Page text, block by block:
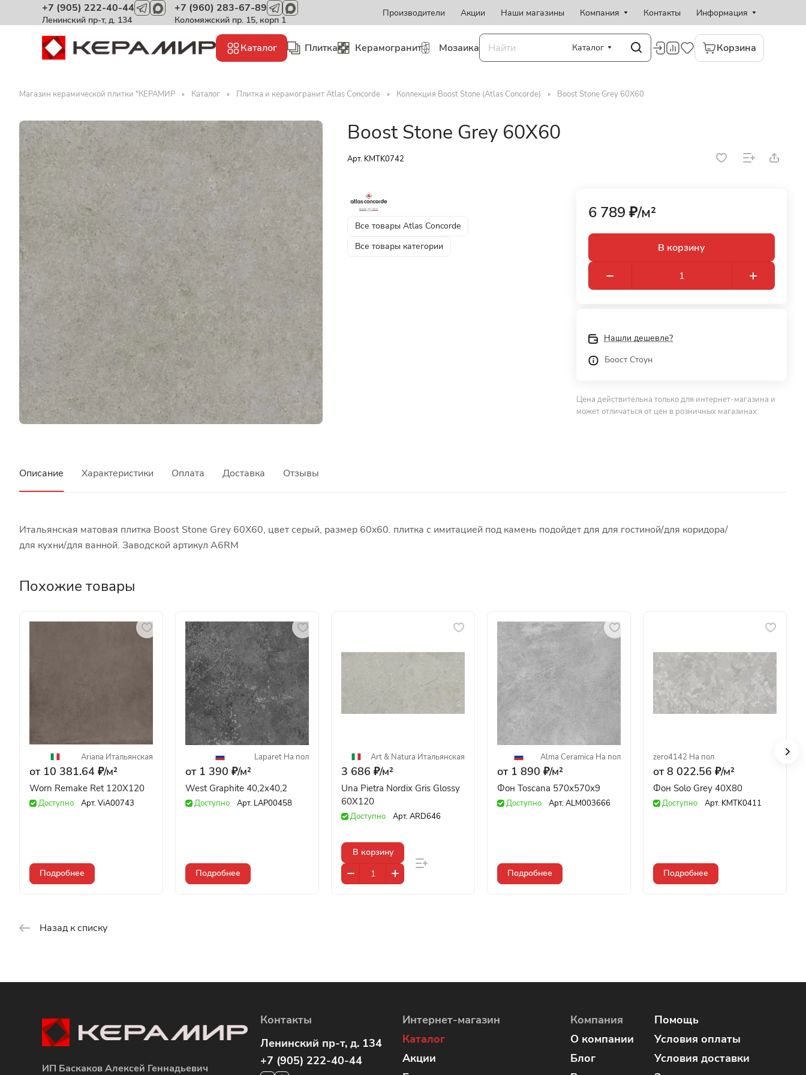
+7 (905) 222-40-44
Ленинский пр-т, д. 134
+7 (960) 283-67-89
Коломяжский пр. 15, корп 1
Производители Акции Наши магазины Компания Контакты Информация
Каталог Плитка Керамогранит Мозаика Каталог Корзина
Магазин керамической плитки "КЕРАМИР Каталог Плитка и керамогранит Atlas Concorde Коллекция Boost Stone (Atlas Concorde) Boost Stone Grey 60X60
Boost Stone Grey 60X60
Арт. KMTK0742
Все товары Atlas Concorde
Все товары категории
6 789 ₽/м²
В корзину
Нашли дешевле?
Боост Стоун
Цена действительна только для интернет-магазина и
может отличаться от цен в розничных магазинах
Описание Характеристики Оплата Доставка Отзывы
Итальянская матовая плитка Boost Stone Grey 60X60, цвет серый, размер 60x60. плитка с имитацией под камень подойдет для для гостиной/для коридора/
для кухни/для ванной. Заводской артикул A6RM
Похожие товары
Ariana·Итальянская
от 10 381.64 ₽/м²
Worn Remake Ret 120X120
Доступно Арт.ViA00743
Подробнее
Laparet·На пол
от 1 390 ₽/м²
West Graphite 40,2x40,2
Доступно Арт. LAP00458
Подробнее
Art & Natura·Итальянская
3 686 ₽/м²
Una Pietra Nordix Gris Glossy
60X120
Доступно Арт.ARD646
В корзину
Alma Ceramica·На пол
от 1 890 ₽/м²
Фон Toscana 570x570x9
Доступно Арт.ALM003666
Подробнее
zero4142·На пол
от 8 022.56 ₽/м²
Фон Solo Grey 40X80
Доступно Арт. KMTK0411
Подробнее
Назад к списку
ИП Баскаков Алексей Геннадьевич
Контакты
Ленинский пр-т, д. 134
+7 (905) 222-40-44
Интернет-магазин
Каталог
Акции
Компания
О компании
Блог
Помощь
Условия оплаты
Условия доставки